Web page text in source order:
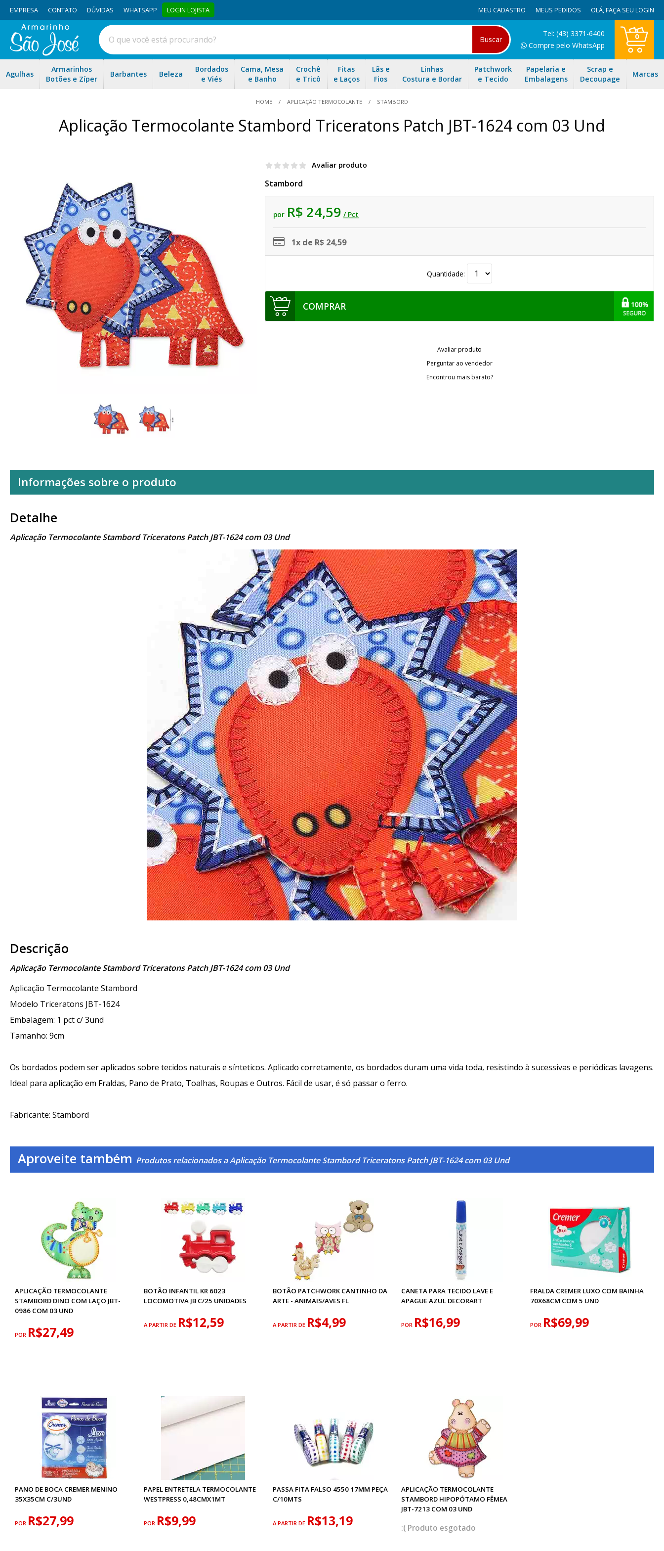
EMPRESA CONTATO DÚVIDAS WHATSAPP LOGIN LOJISTA MEU CADASTRO MEUS PEDIDOS OLÁ,FAÇA SEU LOGIN
Buscar
Tel: (43) 3371-6400
Compre pelo WhatsApp
0
Agulhas
Armarinhos
Botões e Zíper
Barbantes Beleza
Bordados
e Viés
Cama, Mesa
e Banho
Crochê
e Tricô
Fitas
e Laços
Lãs e
Fios
Linhas
Costura e Bordar
Patchwork
e Tecido
Papelaria e
Embalagens
Scrap e
Decoupage
Marcas
HOME APLICAÇÃO TERMOCOLANTE STAMBORD
Aplicação Termocolante Stambord Triceratons Patch JBT-1624 com 03 Und
Avaliar produto
Stambord
por R$ 24,59 / Pct
1x de R$ 24,59
Quantidade:
COMPRAR
Avaliar produto
Perguntar ao vendedor
Encontrou mais barato?
Informações sobre o produto
Detalhe
Aplicação Termocolante Stambord Triceratons Patch JBT-1624 com 03 Und
Descrição
Aplicação Termocolante Stambord Triceratons Patch JBT-1624 com 03 Und
Aplicação Termocolante Stambord
Modelo Triceratons JBT-1624
Embalagem: 1 pct c/ 3und
Tamanho: 9cm
Os bordados podem ser aplicados sobre tecidos naturais e sínteticos. Aplicado corretamente, os bordados duram uma vida toda, resistindo à sucessivas e periódicas lavagens.
Ideal para aplicação em Fraldas, Pano de Prato, Toalhas, Roupas e Outros. Fácil de usar, é só passar o ferro.
Fabricante: Stambord
Aproveite também Produtos relacionados a Aplicação Termocolante Stambord Triceratons Patch JBT-1624 com 03 Und
APLICAÇÃO TERMOCOLANTE
STAMBORD DINO COM LAÇO JBT-
0986 COM 03 UND
POR R$27,49
BOTÃO INFANTIL KR 6023
LOCOMOTIVA JB C/25 UNIDADES
A PARTIR DE R$12,59
BOTÃO PATCHWORK CANTINHO DA
ARTE - ANIMAIS/AVES FL
A PARTIR DE R$4,99
CANETA PARA TECIDO LAVE E
APAGUE AZUL DECORART
POR R$16,99
FRALDA CREMER LUXO COM BAINHA
70X68CM COM 5 UND
POR R$69,99
PANO DE BOCA CREMER MENINO
35X35CM C/3UND
POR R$27,99
PAPEL ENTRETELA TERMOCOLANTE
WESTPRESS 0,48CMX1MT
POR R$9,99
PASSA FITA FALSO 4550 17MM PEÇA
C/10MTS
A PARTIR DE R$13,19
APLICAÇÃO TERMOCOLANTE
STAMBORD HIPOPÓTAMO FÊMEA
JBT-7213 COM 03 UND
esgotado